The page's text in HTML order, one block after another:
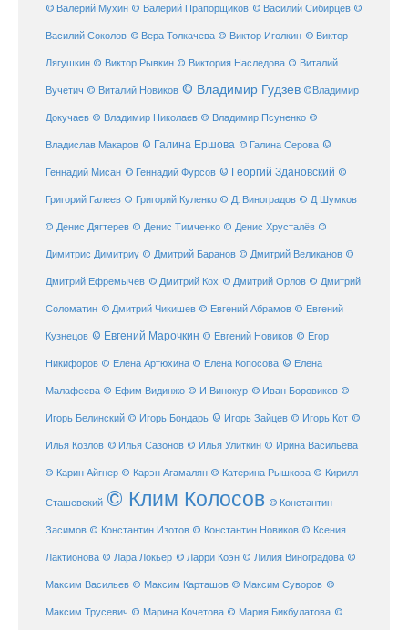
© Валерий Мухин © Валерий Прапорщиков © Василий Сибирцев ©
Василий Соколов © Вера Толкачева © Виктор Иголкин © Виктор
Лягушкин © Виктор Рывкин © Виктория Наследова © Виталий
Вучетич © Виталий Новиков © Владимир Гудзев ©Владимир
Докучаев © Владимир Николаев © Владимир Псуненко ©
Владислав Макаров © Галина Ершова © Галина Серова ©
Геннадий Мисан © Геннадий Фурсов © Георгий Здановский ©
Григорий Галеев © Григорий Куленко © Д. Виноградов © Д Шумков
© Денис Дягтерев © Денис Тимченко © Денис Хрусталёв ©
Димитрис Димитриу © Дмитрий Баранов © Дмитрий Великанов ©
Дмитрий Ефремычев © Дмитрий Кох © Дмитрий Орлов © Дмитрий
Соломатин © Дмитрий Чикишев © Евгений Абрамов © Евгений
Кузнецов © Евгений Марочкин © Евгений Новиков © Егор
Никифоров © Елена Артюхина © Елена Копосова © Елена
Малафеева © Ефим Видинжо © И Винокур © Иван Боровиков ©
Игорь Белинский © Игорь Бондарь © Игорь Зайцев © Игорь Кот ©
Илья Козлов © Илья Сазонов © Илья Улиткин © Ирина Васильева
© Карин Айгнер © Карэн Агамалян © Катерина Рышкова © Кирилл
Сташевский © Клим Колосов © Константин
Засимов © Константин Изотов © Константин Новиков © Ксения
Лактионова © Лара Локьер © Ларри Коэн © Лилия Виноградова ©
Максим Васильев © Максим Карташов © Максим Суворов ©
Максим Трусевич © Марина Кочетова © Мария Бикбулатова ©